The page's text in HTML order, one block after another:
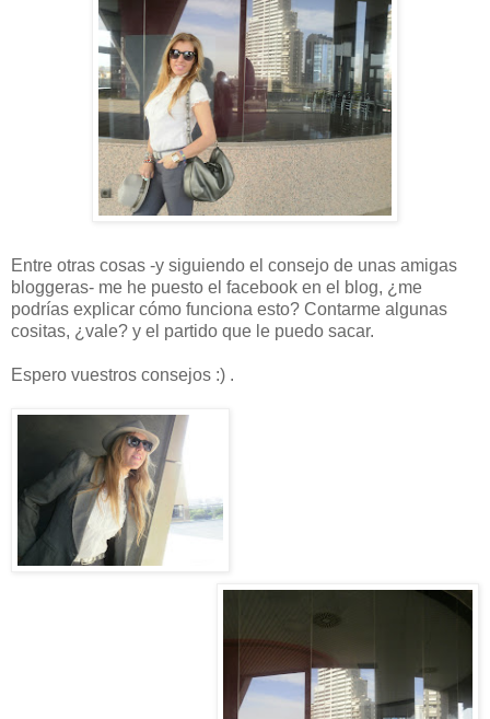
Entre otras cosas -y siguiendo el consejo de unas amigas
bloggeras- me he puesto el facebook en el blog, ¿me
podrías explicar cómo funciona esto? Contarme algunas
cositas, ¿vale? y el partido que le puedo sacar.
Espero vuestros consejos :) .